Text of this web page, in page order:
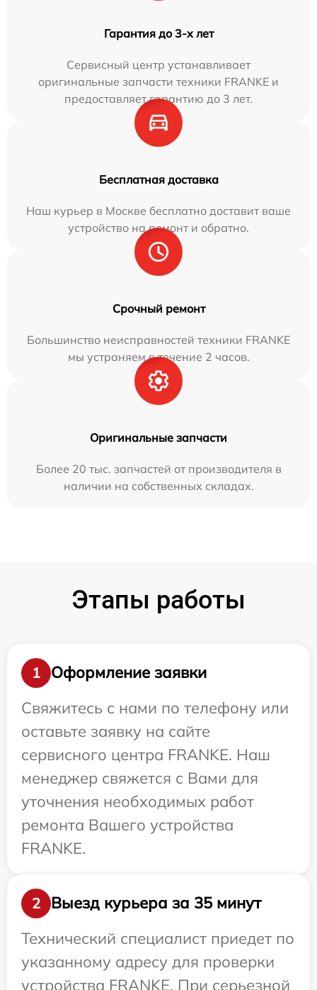
Гарантия до 3-х лет
Сервисный центр устанавливает
оригинальные запчасти техники FRANKE и
предоставляет гарантию до 3 лет.
Бесплатная доставка
Наш курьер в Москве бесплатно доставит ваше
устройство на ремонт и обратно.
Срочный ремонт
Большинство неисправностей техники FRANKE
мы устраняем в течение 2 часов.
Оригинальные запчасти
Более 20 тыс. запчастей от производителя в
наличии на собственных складах.
Этапы работы
1
Оформление заявки
Свяжитесь с нами по телефону или
оставьте заявку на сайте
сервисного центра FRANKE. Наш
менеджер свяжется с Вами для
уточнения необходимых работ
ремонта Вашего устройства
FRANKE.
2
Выезд курьера за 35 минут
Технический специалист приедет по
указанному адресу для проверки
устройства FRANKE. При серьезной